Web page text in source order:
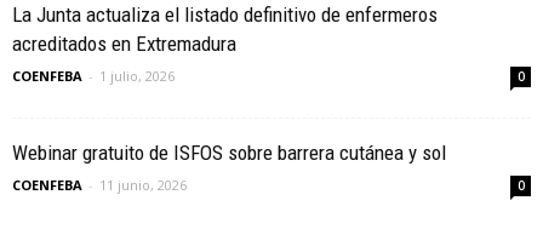
La Junta actualiza el listado definitivo de enfermeros
acreditados en Extremadura
COENFEBA - 1 julio, 2026 0
Webinar gratuito de ISFOS sobre barrera cutánea y sol
COENFEBA - 11 junio, 2026 0